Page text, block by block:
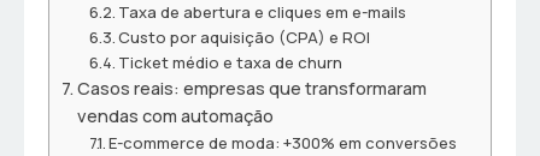
Taxa de abertura e cliques em e-mails
Custo por aquisição (CPA) e ROI
Ticket médio e taxa de churn
Casos reais: empresas que transformaram
vendas com automação
E-commerce de moda: +300% em conversões